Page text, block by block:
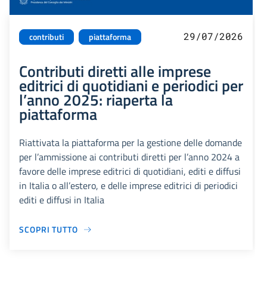
contributi piattaforma 29/07/2026
Contributi diretti alle imprese
editrici di quotidiani e periodici per
l’anno 2025: riaperta la
piattaforma
Riattivata la piattaforma per la gestione delle domande
per l’ammissione ai contributi diretti per l’anno 2024 a
favore delle imprese editrici di quotidiani, editi e diffusi
in Italia o all’estero, e delle imprese editrici di periodici
editi e diffusi in Italia
SCOPRI TUTTO